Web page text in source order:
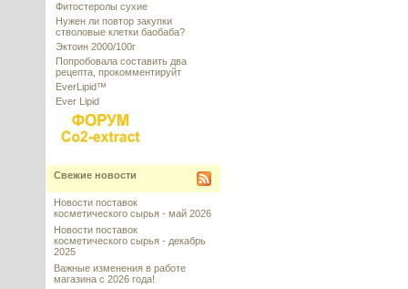
Фитостеролы сухие
Нужен ли повтор закупки
стволовые клетки баобаба?
Эктоин 2000/100г
Попробовала составить два
рецепта, прокомментируйт
EverLipid™
Ever Lipid
Свежие новости
Новости поставок
косметического сырья - май 2026
Новости поставок
косметического сырья - декабрь
2025
Важные изменения в работе
магазина с 2026 года!